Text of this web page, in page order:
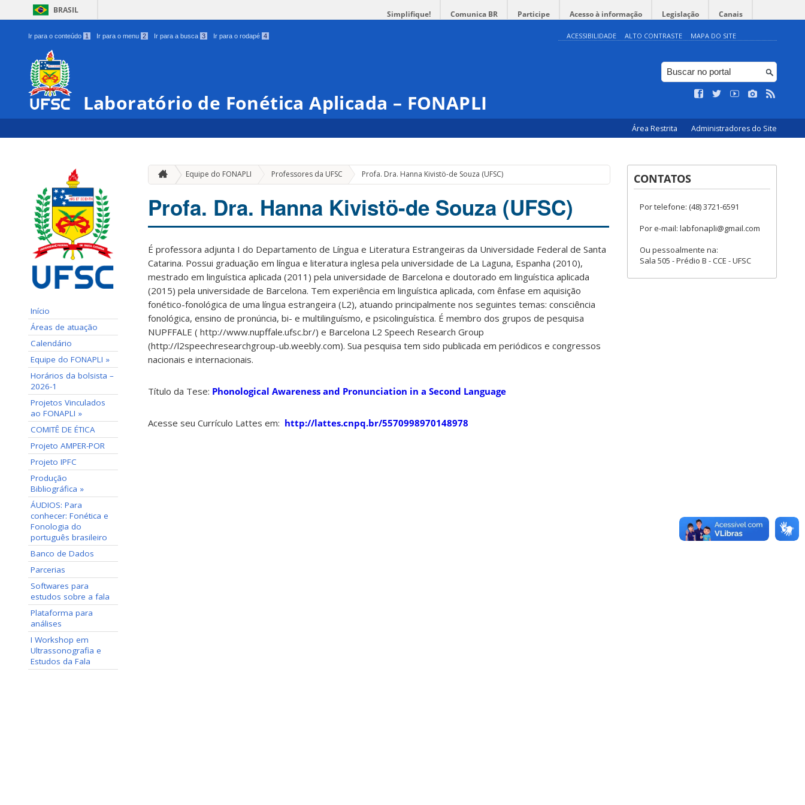
BRASIL Simplifique! Comunica BR Participe Acesso à informação Legislação Canais
Ir para o conteúdo 1 Ir para o menu 2 Ir para a busca 3 Ir para o rodapé 4 ACESSIBILIDADE ALTO CONTRASTE MAPA DO SITE
Laboratório de Fonética Aplicada – FONAPLI
Área Restrita Administradores do Site
Início
Áreas de atuação
Calendário
Equipe do FONAPLI »
Horários da bolsista –
2026-1
Projetos Vinculados
ao FONAPLI »
COMITÊ DE ÉTICA
Projeto AMPER-POR
Projeto IPFC
Produção
Bibliográfica »
ÁUDIOS: Para
conhecer: Fonética e
Fonologia do
português brasileiro
Banco de Dados
Parcerias
Softwares para
estudos sobre a fala
Plataforma para
análises
I Workshop em
Ultrassonografia e
Estudos da Fala
Equipe do FONAPLI Professores da UFSC Profa. Dra. Hanna Kivistö-de Souza (UFSC)
Profa. Dra. Hanna Kivistö-de Souza (UFSC)
É professora adjunta I do Departamento de Língua e Literatura Estrangeiras da Universidade Federal de Santa
Catarina. Possui graduação em língua e literatura inglesa pela universidade de La Laguna, Espanha (2010),
mestrado em linguística aplicada (2011) pela universidade de Barcelona e doutorado em linguística aplicada
(2015) pela universidade de Barcelona. Tem experiência em linguística aplicada, com ênfase em aquisição
fonético-fonológica de uma língua estrangeira (L2), atuando principalmente nos seguintes temas: consciência
fonológica, ensino de pronúncia, bi- e multilinguísmo, e psicolinguística. É membro dos grupos de pesquisa
NUPFFALE ( http://www.nupffale.ufsc.br/) e Barcelona L2 Speech Research Group
(http://l2speechresearchgroup-ub.weebly.com). Sua pesquisa tem sido publicada em periódicos e congressos
nacionais e internacionais.
Título da Tese: Phonological Awareness and Pronunciation in a Second Language
Acesse seu Currículo Lattes em: http://lattes.cnpq.br/5570998970148978
CONTATOS
Por telefone: (48) 3721-6591
Por e-mail: labfonapli@gmail.com
Ou pessoalmente na:
Sala 505 - Prédio B - CCE - UFSC